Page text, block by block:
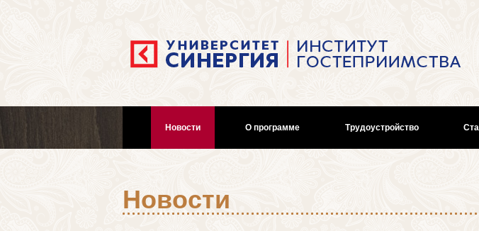
Новости О программе Трудоустройство
Новости